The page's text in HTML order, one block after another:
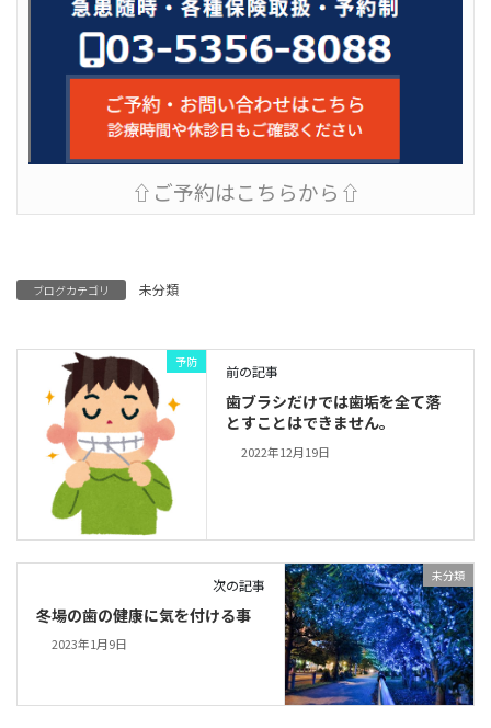
⇧ご予約はこちらから⇧
ブログカテゴリ 未分類
予防
前の記事
歯ブラシだけでは歯垢を全て落
とすことはできません。
2022年12月19日
未分類
次の記事
冬場の歯の健康に気を付ける事
2023年1月9日